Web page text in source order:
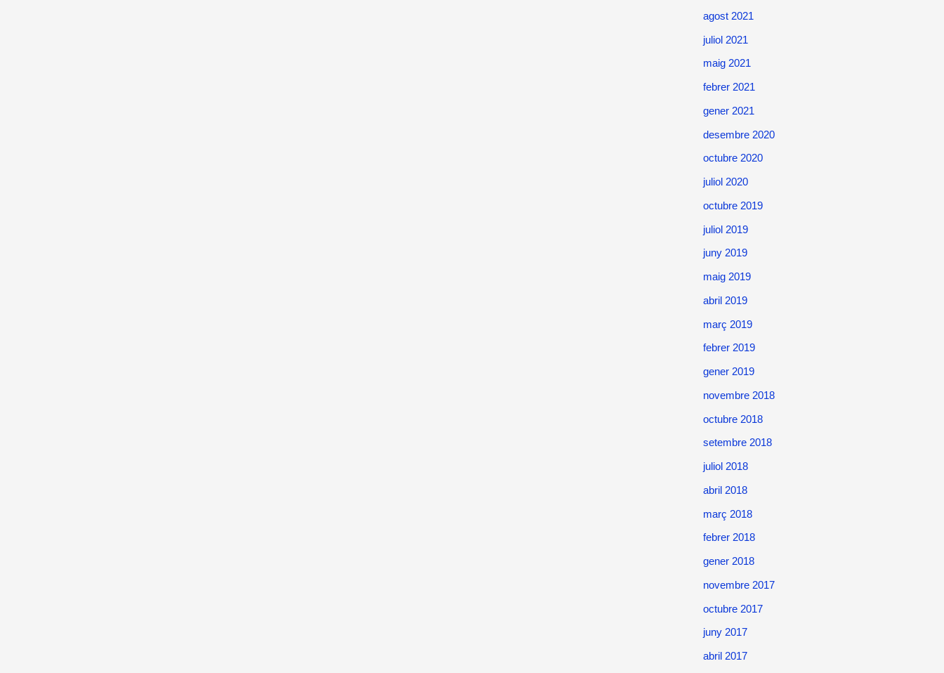
agost 2021
juliol 2021
maig 2021
febrer 2021
gener 2021
desembre 2020
octubre 2020
juliol 2020
octubre 2019
juliol 2019
juny 2019
maig 2019
abril 2019
març 2019
febrer 2019
gener 2019
novembre 2018
octubre 2018
setembre 2018
juliol 2018
abril 2018
març 2018
febrer 2018
gener 2018
novembre 2017
octubre 2017
juny 2017
abril 2017